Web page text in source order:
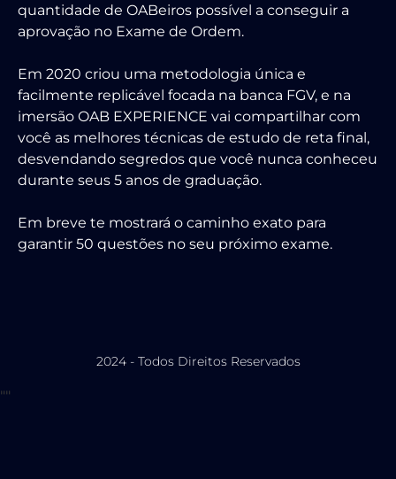
quantidade de OABeiros possível a conseguir a
aprovação no Exame de Ordem.
Em 2020 criou uma metodologia única e
facilmente replicável focada na banca FGV, e na
imersão OAB EXPERIENCE vai compartilhar com
você as melhores técnicas de estudo de reta final,
desvendando segredos que você nunca conheceu
durante seus 5 anos de graduação.
Em breve te mostrará o caminho exato para
garantir 50 questões no seu próximo exame.
2024 - Todos Direitos Reservados
""